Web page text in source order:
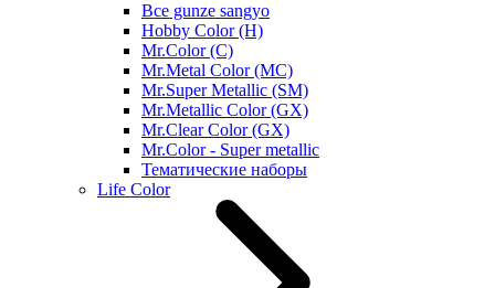
Все gunze sangyo
Hobby Color (H)
Mr.Color (C)
Mr.Metal Color (MC)
Mr.Super Metallic (SM)
Mr.Metallic Color (GX)
Mr.Clear Color (GX)
Mr.Color - Super metallic
Тематические наборы
Life Color